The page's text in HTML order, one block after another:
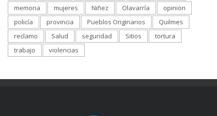
memoria
mujeres Niñez Olavarría
opinion
policía
provincia Pueblos Originarios
Quilmes
reclamo
Salud seguridad Sitios
tortura
trabajo
violencias